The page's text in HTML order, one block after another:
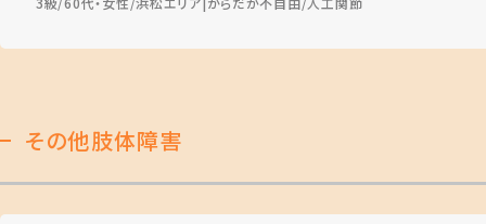
その他肢体障害